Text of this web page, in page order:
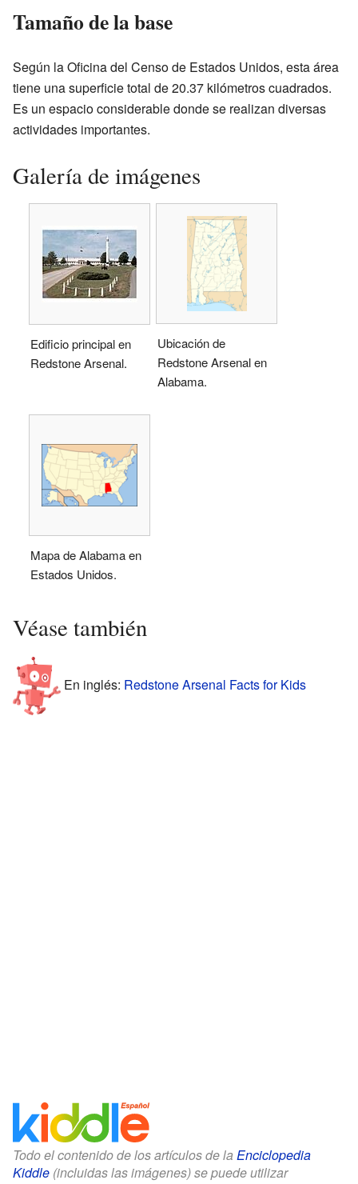
Tamaño de la base
Según la Oficina del Censo de Estados Unidos, esta área
tiene una superficie total de 20.37 kilómetros cuadrados.
Es un espacio considerable donde se realizan diversas
actividades importantes.
Galería de imágenes
Edificio principal en
Redstone Arsenal.
Ubicación de
Redstone Arsenal en
Alabama.
Mapa de Alabama en
Estados Unidos.
Véase también
En inglés: Redstone Arsenal Facts for Kids
Todo el contenido de los artículos de la Enciclopedia
Kiddle (incluidas las imágenes) se puede utilizar